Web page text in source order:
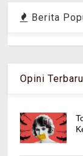
Berita
Opini Terbaru